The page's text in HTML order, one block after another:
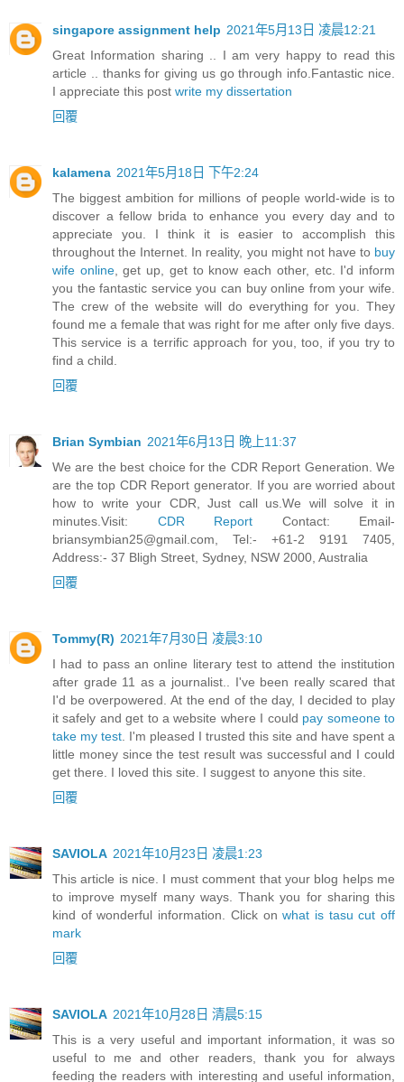
singapore assignment help 2021年5月13日 凌晨12:21
Great Information sharing .. I am very happy to read this
article .. thanks for giving us go through info.Fantastic nice.
I appreciate this post write my dissertation
回覆
kalamena 2021年5月18日 下午2:24
The biggest ambition for millions of people world-wide is to
discover a fellow brida to enhance you every day and to
appreciate you. I think it is easier to accomplish this
throughout the Internet. In reality, you might not have to buy
wife online, get up, get to know each other, etc. I'd inform
you the fantastic service you can buy online from your wife.
The crew of the website will do everything for you. They
found me a female that was right for me after only five days.
This service is a terrific approach for you, too, if you try to
find a child.
回覆
Brian Symbian 2021年6月13日 晚上11:37
We are the best choice for the CDR Report Generation. We
are the top CDR Report generator. If you are worried about
how to write your CDR, Just call us.We will solve it in
minutes.Visit: CDR Report Contact: Email-
briansymbian25@gmail.com , Tel:- +61-2 9191 7405,
Address:- 37 Bligh Street, Sydney, NSW 2000, Australia
回覆
Tommy(R) 2021年7月30日 凌晨3:10
I had to pass an online literary test to attend the institution
after grade 11 as a journalist.. I've been really scared that
I'd be overpowered. At the end of the day, I decided to play
it safely and get to a website where I could pay someone to
take my test . I'm pleased I trusted this site and have spent a
little money since the test result was successful and I could
get there. I loved this site. I suggest to anyone this site.
回覆
SAVIOLA 2021年10月23日 凌晨1:23
This article is nice. I must comment that your blog helps me
to improve myself many ways. Thank you for sharing this
kind of wonderful information. Click onwhat is tasu cut off
mark
回覆
SAVIOLA 2021年10月28日 清晨5:15
This is a very useful and important information, it was so
useful to me and other readers, thank you for always
feeding the readers with interesting and useful information,